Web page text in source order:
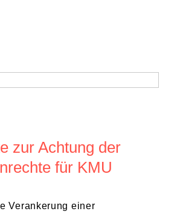
zur Achtung der
für KMU
Verankerung einer